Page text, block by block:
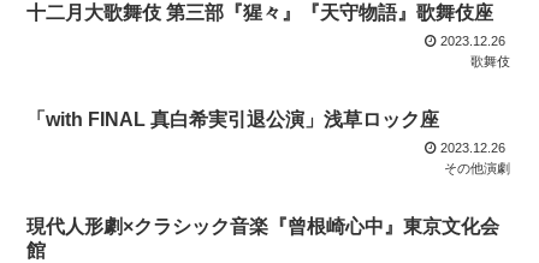
十二月大歌舞伎 第三部『猩々』『天守物語』歌舞伎座
2023.12.26
歌舞伎
「with FINAL 真白希実引退公演」浅草ロック座
2023.12.26
その他演劇
現代人形劇×クラシック音楽『曾根崎心中』東京文化会
館